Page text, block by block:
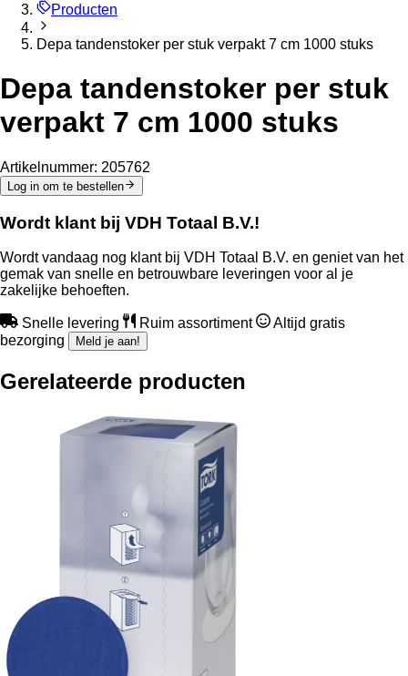
Producten
Depa tandenstoker per stuk verpakt 7 cm 1000 stuks
Depa tandenstoker per stuk
verpakt 7 cm 1000 stuks
Artikelnummer: 205762
Log in om te bestellen
Wordt klant bij VDH Totaal B.V.!
Wordt vandaag nog klant bij VDH Totaal B.V. en geniet van het
gemak van snelle en betrouwbare leveringen voor al je
zakelijke behoeften.
Snelle levering Ruim assortiment
Altijd gratis
bezorging
Meld je aan!
Gerelateerde producten